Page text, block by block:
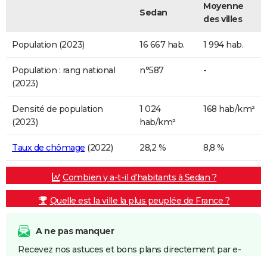
Sedan
Moyenne
des villes
Population (2023) 16 667 hab. 1 994 hab.
Population : rang national
(2023)
n°587 -
Densité de population
(2023)
1 024
hab/km²
168 hab/km²
Taux de chômage (2022) 28,2 % 8,8 %
Combien y a-t-il d'habitants à Sedan ?
Quelle est la ville la plus peuplée de France ?
A ne pas manquer
Recevez nos astuces et bons plans directement par e-